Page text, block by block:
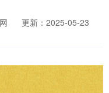
更新：2025-05-23